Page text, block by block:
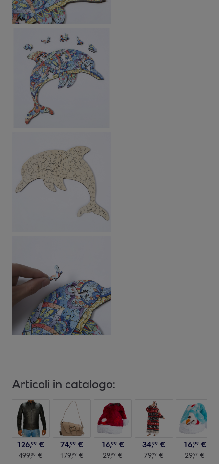
Articoli in catalogo:
126,99 €
499,00 €
74,99 €
179,99 €
16,99 €
29,99 €
34,99 €
79,99 €
16,99 €
29,99 €